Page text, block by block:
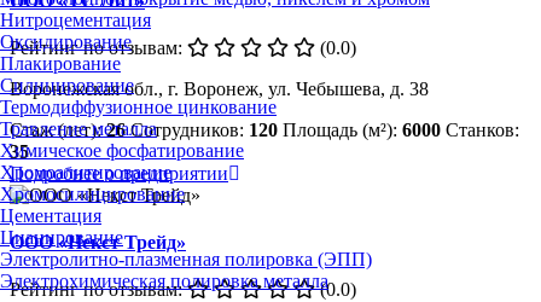
Нитроцементация
Оксидирование
Плакирование
Силицирование
Термодиффузионное цинкование
Травление металла
Химическое фосфатирование
Хромоалитирование
Хромосилицирование
Цементация
Цианирование
Электролитно-плазменная полировка (ЭПП)
Электрохимическая полировка металла
Рейтинг по отзывам:
(0.0)
Воронежская обл., г. Воронеж, ул. Чебышева, д. 38
Стаж (лет):26 Сотрудников: 120 Площадь (м²): 6000 Станков:
35
Подробнее о предприятии
ООО «Некст Трейд»
Рейтинг по отзывам:
(0.0)